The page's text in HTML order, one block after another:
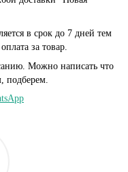
в срок до 7 дней тем
за товар.
Можно написать что
подберем.